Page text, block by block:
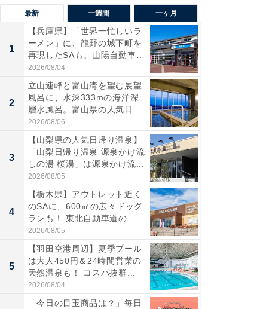
最新 一週間 一ヶ月
1
【兵庫県】「世界一忙しいラ
ーメン」に、龍野の城下町を
再現したSAも。山陽自動車
道...
2026/08/04
2
立山連峰と富山湾を望む展望
風呂に、水深333mの海洋深
層水風呂。富山県の人気日
帰...
2026/08/06
3
【山梨県の人気日帰り温泉】
「山梨日帰り温泉 源泉かけ流
しの湯 桜湯」は源泉かけ流...
2026/08/05
4
【栃木県】アウトレット近く
のSAに、600㎡の広々ドッグ
ランも！ 東北自動車道の...
2026/08/05
5
【羽田空港周辺】夏季プール
は大人450円＆24時間営業の
天然温泉も！ コスパ抜群...
2026/08/04
「今日の目玉商品は？」毎日